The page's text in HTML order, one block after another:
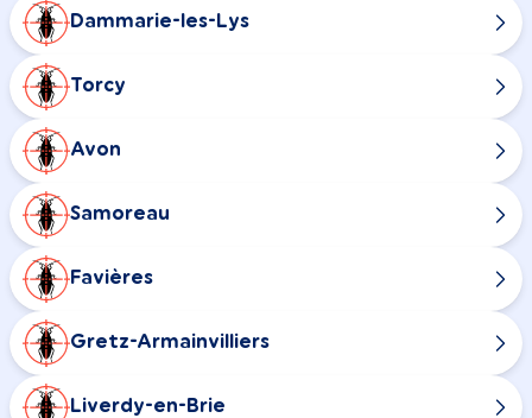
Dammarie-les-Lys
Torcy
Avon
Samoreau
Favières
Gretz-Armainvilliers
Liverdy-en-Brie